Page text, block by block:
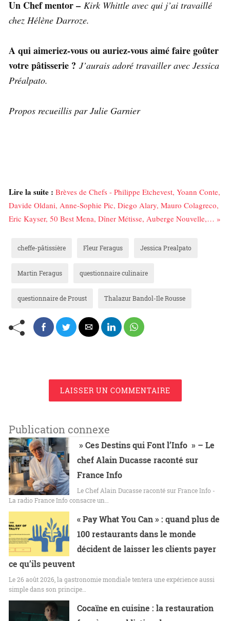
Un Chef mentor – Kirk Whittle avec qui j’ai travaillé
chez Hélène Darroze.
A qui aimeriez-vous ou auriez-vous aimé faire goûter
votre pâtisserie ? J’aurais adoré travailler avec Jessica
Préalpato.
Propos recueillis par Julie Garnier
Lire la suite : Brèves de Chefs - Philippe Etchevest, Yoann Conte,
Davide Oldani, Anne-Sophie Pic, Diego Alary, Mauro Colagreco,
Eric Kayser, 50 Best Mena, Dîner Métisse, Auberge Nouvelle,… »
cheffe-pâtissière Fleur Feragus Jessica Prealpato
Martin Feragus questionnaire culinaire
questionnaire de Proust Thalazur Bandol-Ile Rousse
LAISSER UN COMMENTAIRE
Publication connexe
» Ces Destins qui Font l’Info » – Le
chef Alain Ducasse raconté sur
France Info
Le Chef Alain Ducasse raconté sur France Info -
La radio France Info consacre un…
« Pay What You Can » : quand plus de
100 restaurants dans le monde
décident de laisser les clients payer
ce qu’ils peuvent
Le 26 août 2026, la gastronomie mondiale tentera une expérience aussi
simple dans son principe…
Cocaïne en cuisine : la restauration